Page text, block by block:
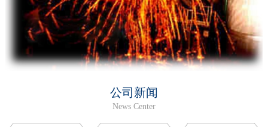
公司新闻
News Center